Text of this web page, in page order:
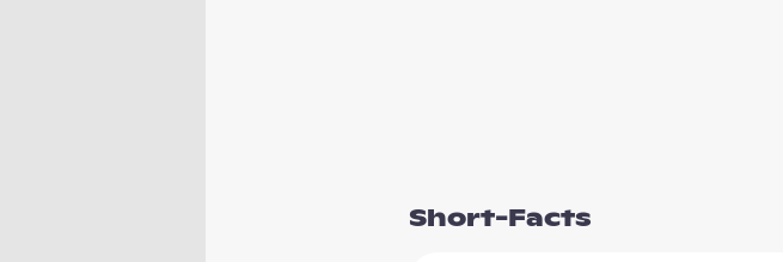
Short-Facts